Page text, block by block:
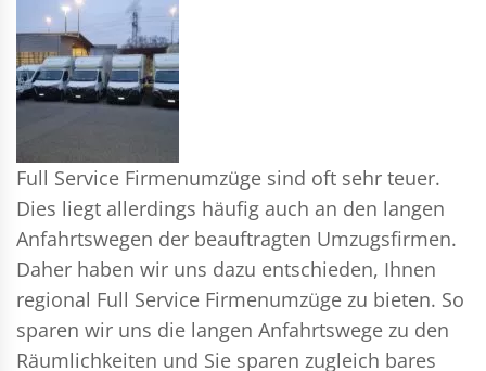
Full Service Firmenumzüge sind oft sehr teuer.
Dies liegt allerdings häufig auch an den langen
Anfahrtswegen der beauftragten Umzugsfirmen.
Daher haben wir uns dazu entschieden, Ihnen
regional Full Service Firmenumzüge zu bieten. So
sparen wir uns die langen Anfahrtswege zu den
Räumlichkeiten und Sie sparen zugleich bares